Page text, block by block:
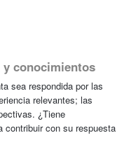
conocimientos
sea respondida por las
relevantes; las
¿Tiene
contribuir con su respuesta